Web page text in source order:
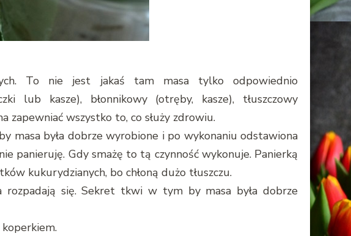
To nie jest jakaś tam masa tylko odpowiednio
lub kasze), błonnikowy (otręby, kasze), tłuszczowy
zapewniać wszystko to, co służy zdrowiu.
masa była dobrze wyrobione i po wykonaniu odstawiona
panieruję. Gdy smażę to tą czynność wykonuje. Panierką
kukurydzianych, bo chłoną dużo tłuszczu.
rozpadają się. Sekret tkwi w tym by masa była dobrze